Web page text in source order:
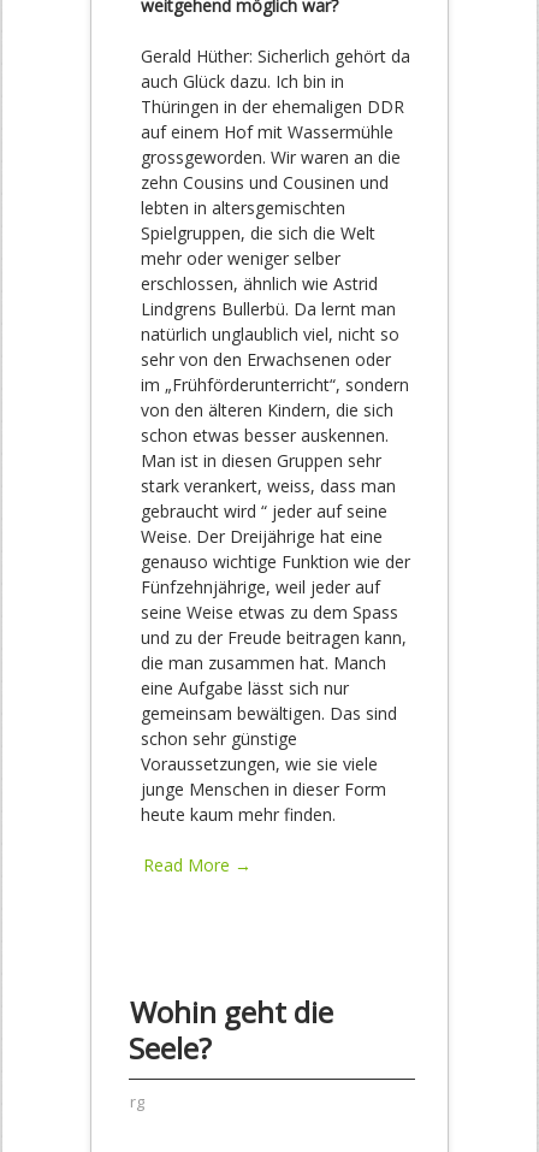
weitgehend möglich war?
Gerald Hüther: Sicherlich gehört da
auch Glück dazu. Ich bin in
Thüringen in der ehemaligen DDR
auf einem Hof mit Wassermühle
grossgeworden. Wir waren an die
zehn Cousins und Cousinen und
lebten in altersgemischten
Spielgruppen, die sich die Welt
mehr oder weniger selber
erschlossen, ähnlich wie Astrid
Lindgrens Bullerbü. Da lernt man
natürlich unglaublich viel, nicht so
sehr von den Erwachsenen oder
im „Frühförderunterricht“, sondern
von den älteren Kindern, die sich
schon etwas besser auskennen.
Man ist in diesen Gruppen sehr
stark verankert, weiss, dass man
gebraucht wird “ jeder auf seine
Weise. Der Dreijährige hat eine
genauso wichtige Funktion wie der
Fünfzehnjährige, weil jeder auf
seine Weise etwas zu dem Spass
und zu der Freude beitragen kann,
die man zusammen hat. Manch
eine Aufgabe lässt sich nur
gemeinsam bewältigen. Das sind
schon sehr günstige
Voraussetzungen, wie sie viele
junge Menschen in dieser Form
heute kaum mehr finden.
Read More →
Wohin geht die
Seele?
rg